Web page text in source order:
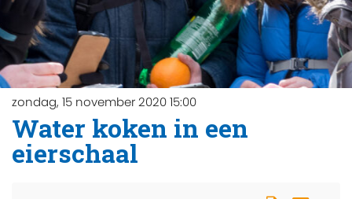
zondag, 15 november 2020 15:00
Water koken in een
eierschaal